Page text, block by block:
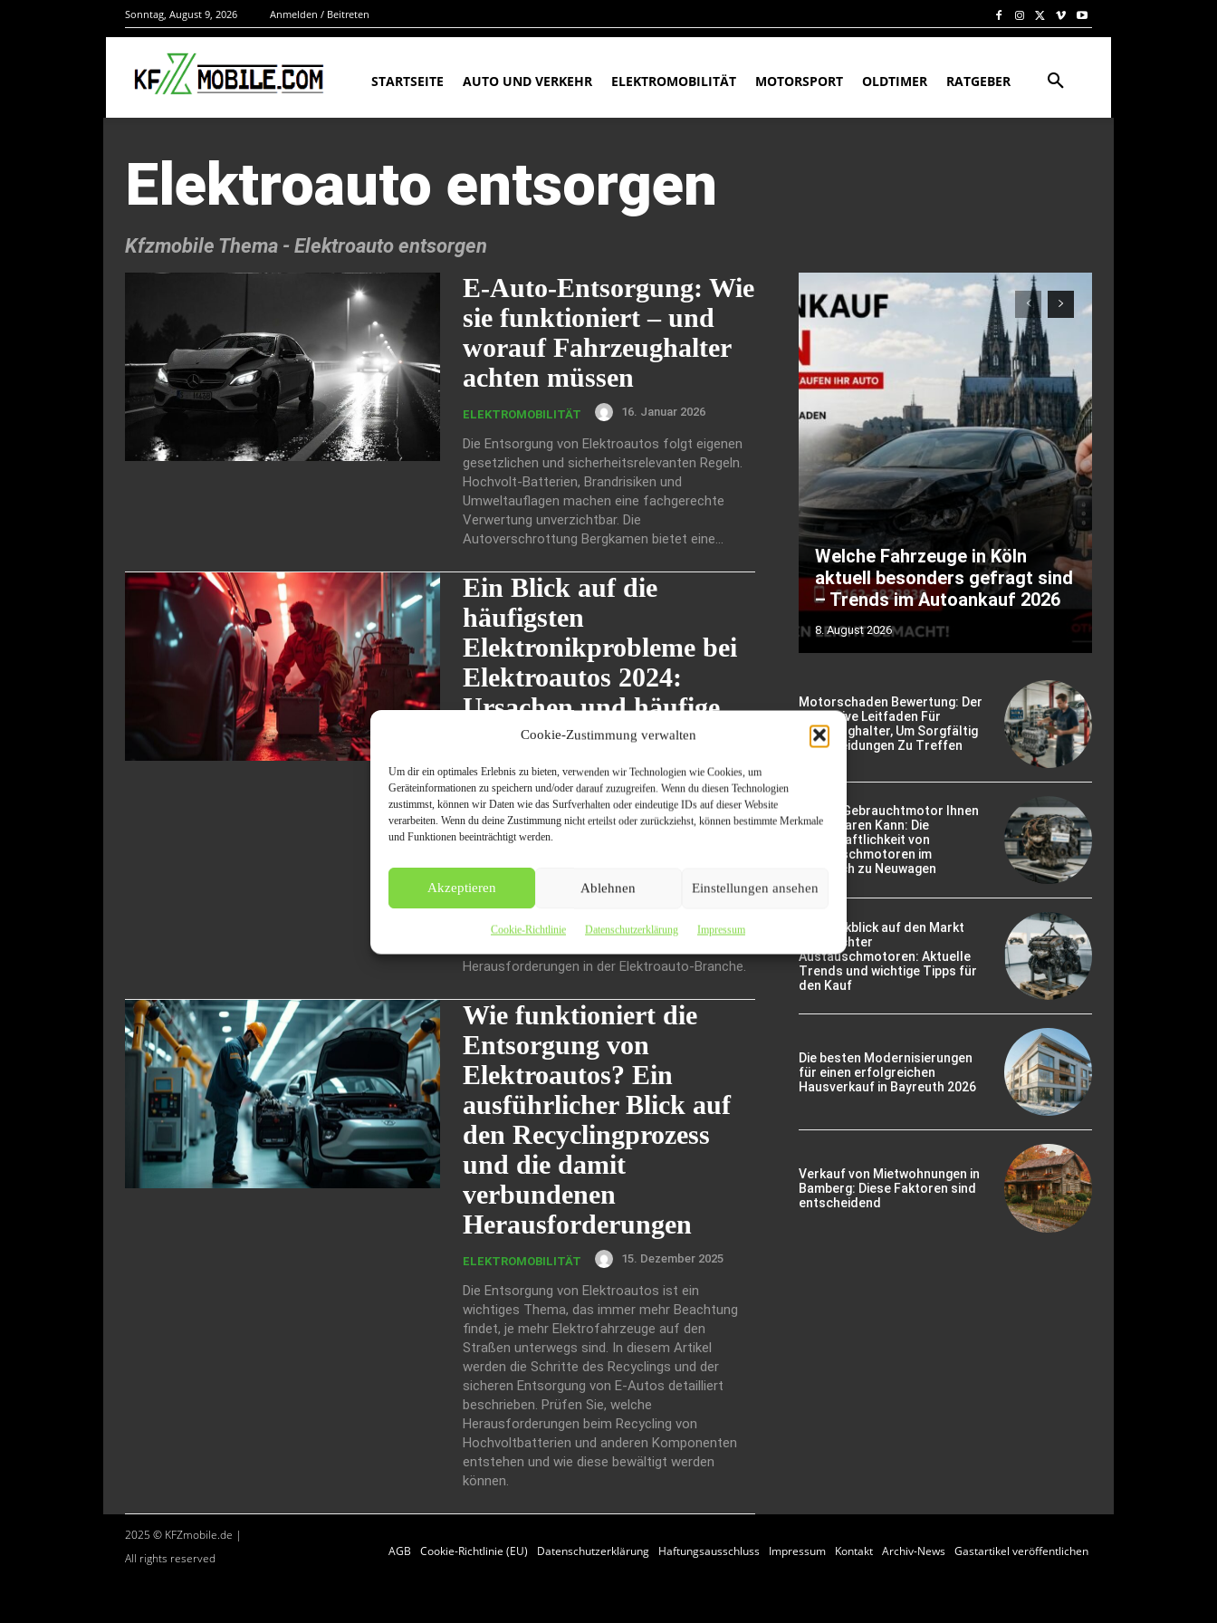
Cookie-Zustimmung verwalten
Um dir ein optimales Erlebnis zu bieten, verwenden wir Technologien wie Cookies, um
Geräteinformationen zu speichern und/oder darauf zuzugreifen. Wenn du diesen Technologien
zustimmst, können wir Daten wie das Surfverhalten oder eindeutige IDs auf dieser Website
verarbeiten. Wenn du deine Zustimmung nicht erteilst oder zurückziehst, können bestimmte Merkmale
und Funktionen beeinträchtigt werden.
Akzeptieren Ablehnen Einstellungen ansehen
Cookie-Richtlinie Datenschutzerklärung Impressum
Sonntag, August 9, 2026 Anmelden / Beitreten
STARTSEITE AUTO UND VERKEHR ELEKTROMOBILITÄT MOTORSPORT OLDTIMER RATGEBER
Elektroauto entsorgen
Kfzmobile Thema - Elektroauto entsorgen
E-Auto-Entsorgung: Wie
sie funktioniert – und
worauf Fahrzeughalter
achten müssen
ELEKTROMOBILITÄT 16. Januar 2026
Die Entsorgung von Elektroautos folgt eigenen
gesetzlichen und sicherheitsrelevanten Regeln.
Hochvolt-Batterien, Brandrisiken und
Umweltauflagen machen eine fachgerechte
Verwertung unverzichtbar. Die
Autoverschrottung Bergkamen bietet eine...
Ein Blick auf die
häufigsten
Elektronikprobleme bei
Elektroautos 2024:
Ursachen und häufige
Modelle, die entsorgt
werden müssen
ELEKTROMOBILITÄT 15. Dezember 2025
Elektronikfehler stellen eine wachsende
die Entsorgungszahlen steigen entsprechend. In
diesem Artikel werden die häufigsten
betroffenen Modelle und die zugrunde liegenden
Probleme betrachtet. Informieren Sie sich hier
Herausforderungen in der Elektroauto-Branche.
Wie funktioniert die
Entsorgung von
Elektroautos? Ein
ausführlicher Blick auf
den Recyclingprozess
und die damit
verbundenen
Herausforderungen
ELEKTROMOBILITÄT 15. Dezember 2025
Die Entsorgung von Elektroautos ist ein
wichtiges Thema, das immer mehr Beachtung
findet, je mehr Elektrofahrzeuge auf den
Straßen unterwegs sind. In diesem Artikel
werden die Schritte des Recyclings und der
sicheren Entsorgung von E-Autos detailliert
beschrieben. Prüfen Sie, welche
Herausforderungen beim Recycling von
Hochvoltbatterien und anderen Komponenten
entstehen und wie diese bewältigt werden
können.
Welche Fahrzeuge in Köln
aktuell besonders gefragt sind
– Trends im Autoankauf 2026
8. August 2026
Motorschaden Bewertung: Der
Ultimative Leitfaden Für
Fahrzeughalter, Um Sorgfältig
Entscheidungen Zu Treffen
Wie Ein Gebrauchtmotor Ihnen
Geld Sparen Kann: Die
Wirtschaftlichkeit von
Austauschmotoren im
Vergleich zu Neuwagen
Der Rückblick auf den Markt
gebrauchter
Austauschmotoren: Aktuelle
Trends und wichtige Tipps für
den Kauf
Die besten Modernisierungen
für einen erfolgreichen
Hausverkauf in Bayreuth 2026
Verkauf von Mietwohnungen in
Bamberg: Diese Faktoren sind
entscheidend
2025 © KFZmobile.de |
All rights reserved
AGB Cookie-Richtlinie (EU) Datenschutzerklärung Haftungsausschluss Impressum Kontakt Archiv-News Gastartikel veröffentlichen